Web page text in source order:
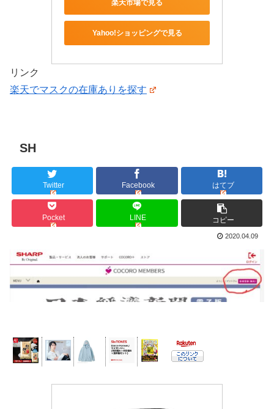
楽天市場で見る
Yahoo!ショッピングで見る
リンク
楽天でマスクの在庫ありを探す
SH
Twitter Facebook はてブ
Pocket LINE コピー
2020.04.09